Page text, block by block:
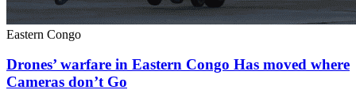
Eastern Congo
Drones’ warfare in Eastern Congo Has moved where
Cameras don’t Go